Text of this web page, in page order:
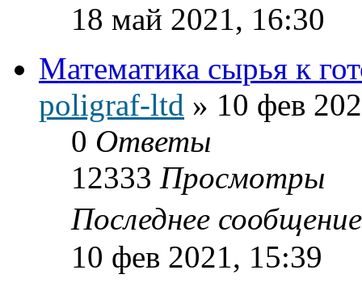
18 май 2021, 16:30
Математика сырья к
poligraf-ltd » 10 фев
0 Ответы
12333 Просмотры
Последнее
10 фев 2021, 15:39